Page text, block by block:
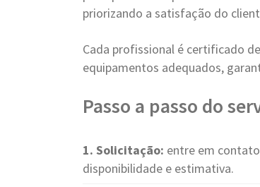
priorizando a satisfação do
Cada profissional é certificado
equipamentos adequados,
Passo a passo do
1. Solicitação: entre em
disponibilidade e estimativa.